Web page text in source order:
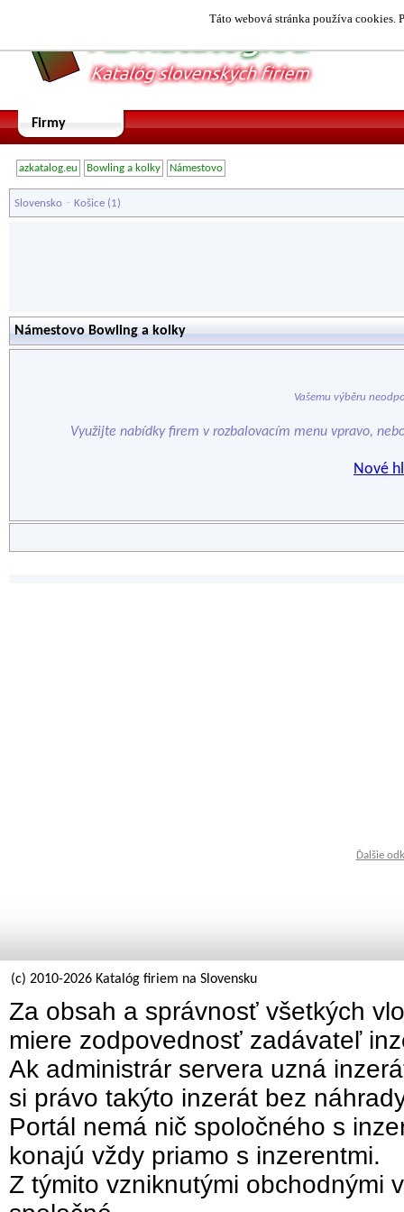
Táto webová stránka používa cookies.
Firmy
azkatalog.eu Bowling a kolky Námestovo
Slovensko - Košice (1)
Námestovo Bowling a kolky
Vašemu výběru
Využijte nabídky firem v rozbalovacím menu vpravo,
Nové
Ďalšie
(c) 2010-2026 Katalóg firiem na Slovensku
Za obsah a správnosť všetkých
miere zodpovednosť zadávateľ
Ak administrár servera uzná
si právo takýto inzerát bez
Portál nemá nič spoločného s
konajú vždy priamo s inzerentmi.
Z týmito vzniknutými obchodnými